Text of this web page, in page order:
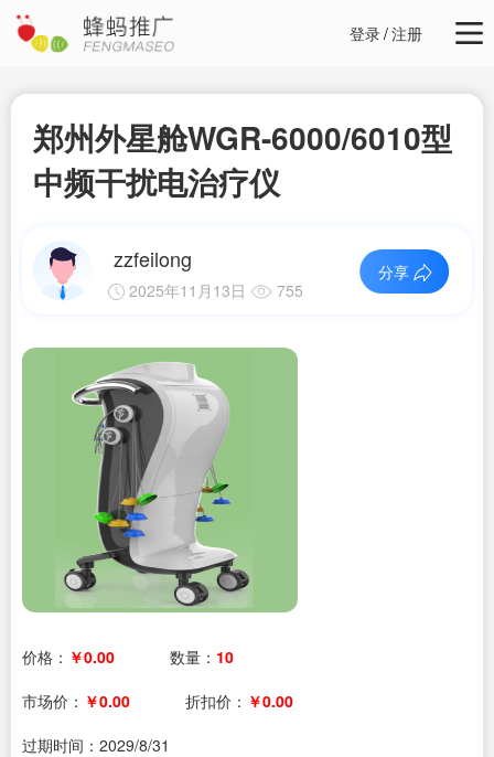
登录/注册
郑州外星舱WGR-6000/6010型
中频干扰电治疗仪
zzfeilong
2025年11月13日 755
分享
价格： ￥0.00 数量： 10
市场价： ￥0.00 折扣价： ￥0.00
过期时间： 2029/8/31